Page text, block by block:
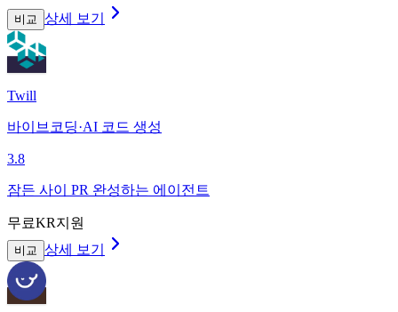
비교 상세 보기
Twill
바이브코딩·AI 코드 생성
3.8
잠든 사이 PR 완성하는 에이전트
무료KR지원
비교 상세 보기